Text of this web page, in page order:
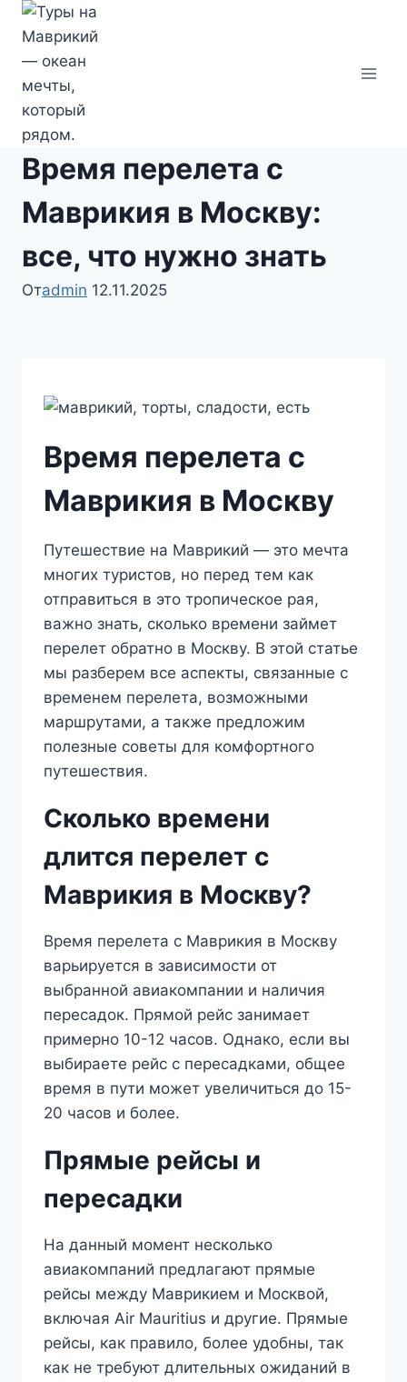
Перейти
содержимому
Время перелета с
Маврикия в Москву:
все, что нужно знать
Отadmin 12.11.2025
Время перелета с
Маврикия в Москву
Путешествие на Маврикий — это мечта
многих туристов, но перед тем как
отправиться в это тропическое рая,
важно знать, сколько времени займет
перелет обратно в Москву. В этой статье
мы разберем все аспекты, связанные с
временем перелета, возможными
маршрутами, а также предложим
полезные советы для комфортного
путешествия.
Сколько времени
длится перелет с
Маврикия в Москву?
Время перелета с Маврикия в Москву
варьируется в зависимости от
выбранной авиакомпании и наличия
пересадок. Прямой рейс занимает
примерно 10-12 часов. Однако, если вы
выбираете рейс с пересадками, общее
время в пути может увеличиться до 15-
20 часов и более.
Прямые рейсы и
пересадки
На данный момент несколько
авиакомпаний предлагают прямые
рейсы между Маврикием и Москвой,
включая Air Mauritius и другие. Прямые
рейсы, как правило, более удобны, так
как не требуют длительных ожиданий в